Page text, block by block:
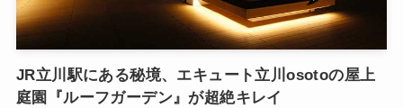
JR立川駅にある秘境、エキュート立川osotoの屋上
庭園『ルーフガーデン』が超絶キレイ